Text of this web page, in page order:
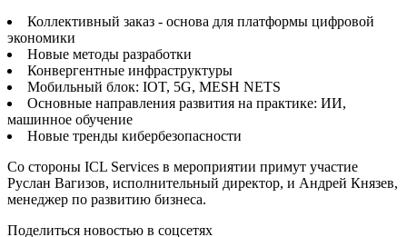
Коллективный заказ - основа для платформы цифровой
экономики
Новые методы разработки
Конвергентные инфраструктуры
Мобильный блок: IOT, 5G, MESH NETS
Основные направления развития на практике: ИИ,
машинное обучение
Новые тренды кибербезопасности
Со стороны ICL Services в мероприятии примут участие
Руслан Вагизов, исполнительный директор, и Андрей Князев,
менеджер по развитию бизнеса.
Поделиться новостью в соцсетях